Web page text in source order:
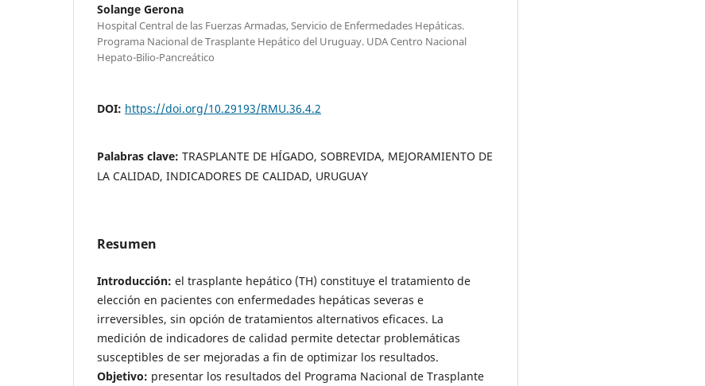
Solange Gerona
Hospital Central de las Fuerzas Armadas, Servicio de Enfermedades Hepáticas.
Programa Nacional de Trasplante Hepático del Uruguay. UDA Centro Nacional
Hepato-Bilio-Pancreático
DOI: https://doi.org/10.29193/RMU.36.4.2
Palabras clave: TRASPLANTE DE HÍGADO, SOBREVIDA, MEJORAMIENTO DE
LA CALIDAD, INDICADORES DE CALIDAD, URUGUAY
Resumen
Introducción: el trasplante hepático (TH) constituye el tratamiento de
elección en pacientes con enfermedades hepáticas severas e
irreversibles, sin opción de tratamientos alternativos eficaces. La
medición de indicadores de calidad permite detectar problemáticas
susceptibles de ser mejoradas a fin de optimizar los resultados.
Objetivo: presentar los resultados del Programa Nacional de Trasplante